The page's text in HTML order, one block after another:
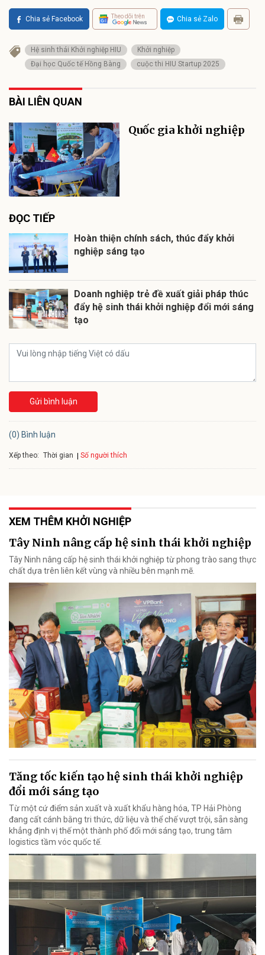
Chia sẻ Facebook Theo dõi trên Chia sẻ Zalo
Hệ sinh thái Khởi nghiệp HIU
Khởi nghiệp
Đại học Quốc tế Hồng Bàng
cuộc thi HIU Startup 2025
BÀI LIÊN QUAN
Quốc gia khởi nghiệp
ĐỌC TIẾP
Hoàn thiện chính sách, thúc đẩy khởi
nghiệp sáng tạo
Doanh nghiệp trẻ đề xuất giải pháp thúc
đẩy hệ sinh thái khởi nghiệp đổi mới sáng
tạo
Gửi bình luận
(0) Bình luận
Xếp theo: Thời gian Số người thích
XEM THÊM KHỞI NGHIỆP
Tây Ninh nâng cấp hệ sinh thái khởi nghiệp
Tây Ninh nâng cấp hệ sinh thái khởi nghiệp từ phong trào sang thực
chất dựa trên liên kết vùng và nhiều bên mạnh mẽ.
Tăng tốc kiến tạo hệ sinh thái khởi nghiệp
đổi mới sáng tạo
Từ một cứ điểm sản xuất và xuất khẩu hàng hóa, TP Hải Phòng
đang cất cánh bằng tri thức, dữ liệu và thể chế vượt trội, sẵn sàng
khẳng định vị thế một thành phố đổi mới sáng tạo, trung tâm
logistics tầm vóc quốc tế.